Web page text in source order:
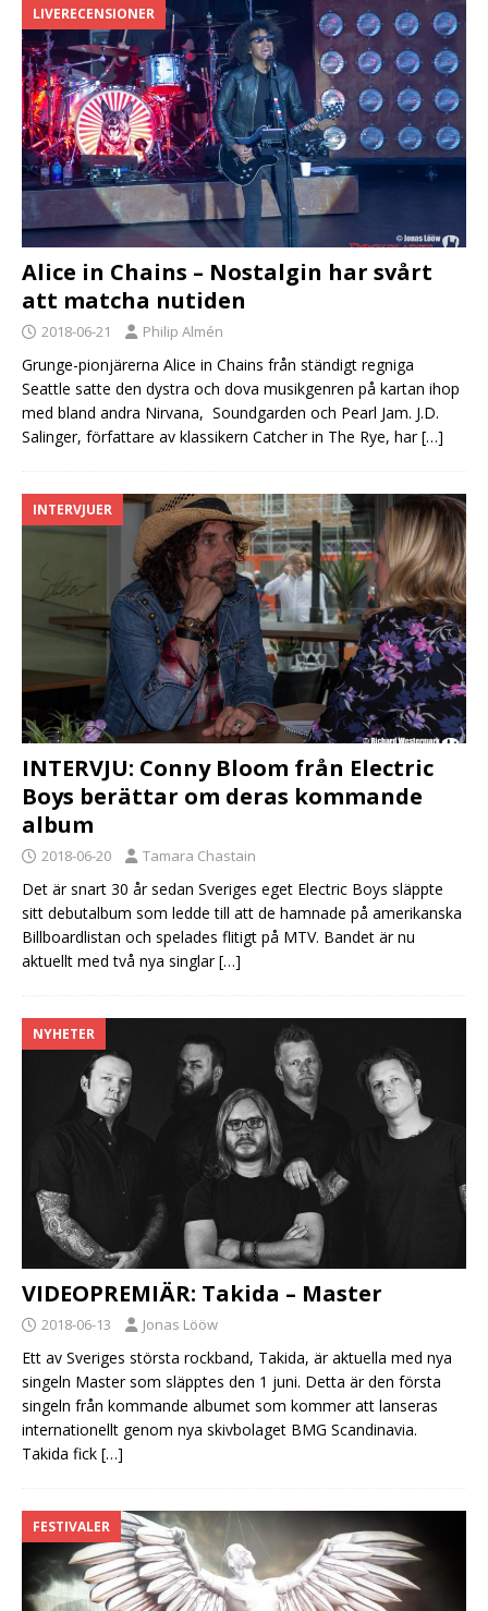
LIVERECENSIONER
Alice in Chains – Nostalgin har svårt
att matcha nutiden
2018-06-21 Philip Almén
Grunge-pionjärerna Alice in Chains från ständigt regniga
Seattle satte den dystra och dova musikgenren på kartan ihop
med bland andra Nirvana, Soundgarden och Pearl Jam. J.D.
Salinger, författare av klassikern Catcher in The Rye, har[…]
INTERVJUER
INTERVJU: Conny Bloom från Electric
Boys berättar om deras kommande
album
2018-06-20 Tamara Chastain
Det är snart 30 år sedan Sveriges eget Electric Boys släppte
sitt debutalbum som ledde till att de hamnade på amerikanska
Billboardlistan och spelades flitigt på MTV. Bandet är nu
aktuellt med två nya singlar[…]
NYHETER
VIDEOPREMIÄR: Takida – Master
2018-06-13 Jonas Lööw
Ett av Sveriges största rockband, Takida, är aktuella med nya
singeln Master som släpptes den 1 juni. Detta är den första
singeln från kommande albumet som kommer att lanseras
internationellt genom nya skivbolaget BMG Scandinavia.
Takida fick […]
FESTIVALER